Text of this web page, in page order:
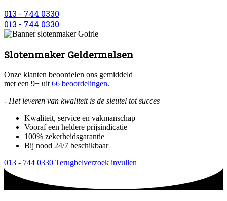
013 - 744 0330
013 - 744 0330
Slotenmaker Geldermalsen
Onze klanten beoordelen ons gemiddeld
met een 9+ uit66 beoordelingen.
- Het leveren van kwaliteit is de sleutel tot succes
Kwaliteit, service en vakmanschap
Vooraf een heldere prijsindicatie
100% zekerheidsgarantie
Bij nood 24/7 beschikbaar
013 - 744 0330 Terugbelverzoek invullen